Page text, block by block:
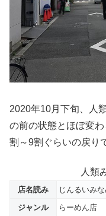
2020年10月下旬、人
の前の状態とほぼ変
割～9割ぐらいの戻り
人類
店名読み
じんるいみ
ジャンル
らーめん店